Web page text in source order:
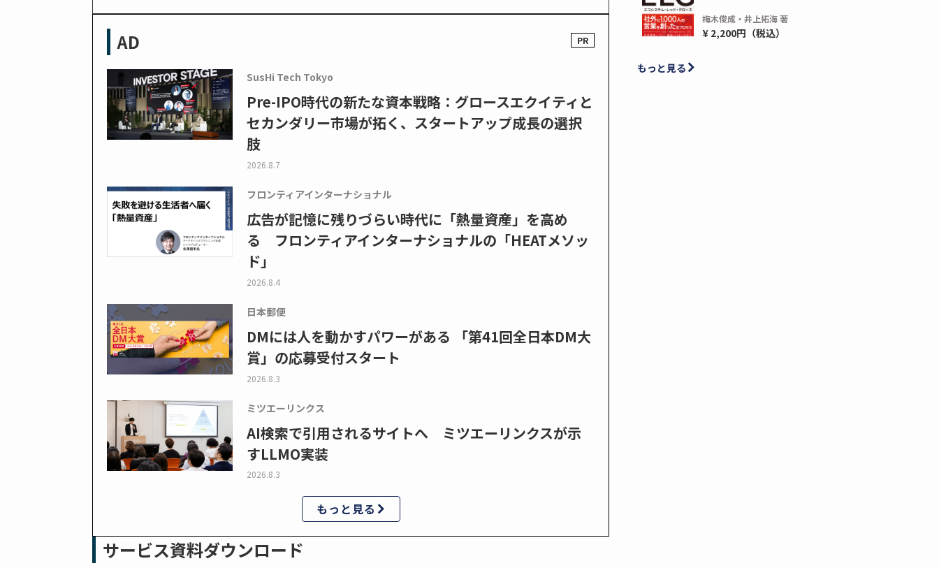
AD
SusHi Tech Tokyo
Pre-IPO時代の新たな資本戦略：グロースエクイティと
セカンダリー市場が拓く、スタートアップ成長の選択
肢
2026.8.7
フロンティアインターナショナル
広告が記憶に残りづらい時代に「熱量資産」を高め
る フロンティアインターナショナルの「HEATメソッ
ド」
2026.8.4
日本郵便
DMには人を動かすパワーがある 「第41回全日本DM大
賞」の応募受付スタート
2026.8.3
ミツエーリンクス
AI検索で引用されるサイトへ ミツエーリンクスが示
すLLMO実装
2026.8.3
もっと見る
サービス資料ダウンロード
梅木俊成・井上拓海 著
¥ 2,200円（税込）
もっと見る